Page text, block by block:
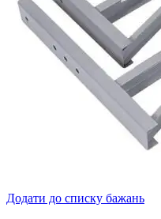
Додати до списку бажань